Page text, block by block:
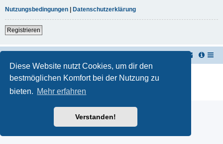
Diese Website nutzt Cookies, um dir den
bestmöglichen Komfort bei der Nutzung zu
bieten. Mehr erfahren
Verstanden!
Nutzungsbedingungen
Datenschutzerklärung
Registrieren
Deutsche Übersetzung durchphpBB.de
Datenschutz